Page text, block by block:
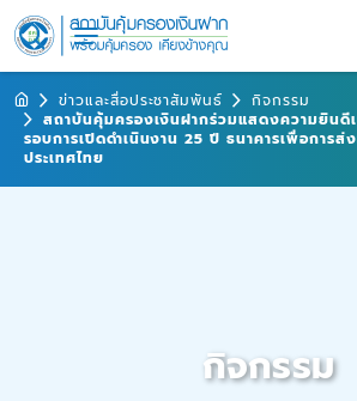
ข่าวและสื่อประชาสัมพันธ์
กิจกรรม
สถาบันคุ้มครองเงินฝากร่วมแสดงความยินดี
รอบการเปิดดำเนินงาน 25 ปี ธนาคารเพื่อการส่
ประเทศไทย
กิจกรรม